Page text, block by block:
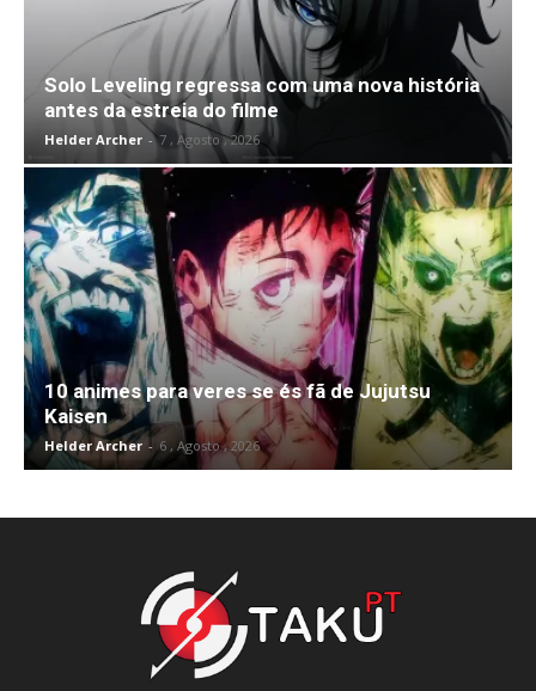
Solo Leveling regressa com uma nova história
antes da estreia do filme
Helder Archer - 7 , Agosto , 2026
10 animes para veres se és fã de Jujutsu
Kaisen
Helder Archer - 6 , Agosto , 2026